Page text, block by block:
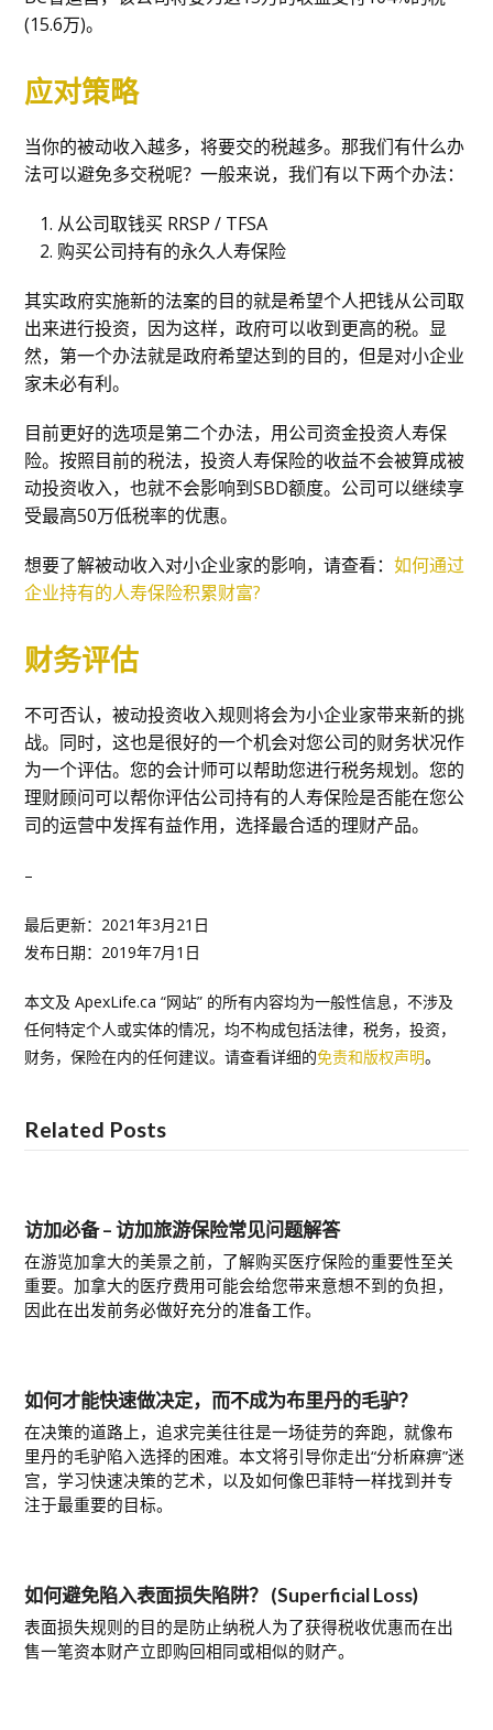
(15.6万)。
应对策略
当你的被动收入越多，将要交的税越多。那我们有什么办
法可以避免多交税呢？一般来说，我们有以下两个办法：
从公司取钱买 RRSP / TFSA
购买公司持有的永久人寿保险
其实政府实施新的法案的目的就是希望个人把钱从公司取
出来进行投资，因为这样，政府可以收到更高的税。显
然，第一个办法就是政府希望达到的目的，但是对小企业
家未必有利。
目前更好的选项是第二个办法，用公司资金投资人寿保
险。按照目前的税法，投资人寿保险的收益不会被算成被
动投资收入，也就不会影响到SBD额度。公司可以继续享
受最高50万低税率的优惠。
想要了解被动收入对小企业家的影响，请查看：如何通过
企业持有的人寿保险积累财富?
财务评估
不可否认，被动投资收入规则将会为小企业家带来新的挑
战。同时，这也是很好的一个机会对您公司的财务状况作
为一个评估。您的会计师可以帮助您进行税务规划。您的
理财顾问可以帮你评估公司持有的人寿保险是否能在您公
司的运营中发挥有益作用，选择最合适的理财产品。
–
最后更新：2021年3月21日
发布日期：2019年7月1日
本文及 ApexLife.ca “网站” 的所有内容均为一般性信息，不涉及
任何特定个人或实体的情况，均不构成包括法律，税务，投资，
财务，保险在内的任何建议。请查看详细的免责和版权声明。
Related Posts
访加必备 – 访加旅游保险常见问题解答
在游览加拿大的美景之前，了解购买医疗保险的重要性至关
重要。加拿大的医疗费用可能会给您带来意想不到的负担，
因此在出发前务必做好充分的准备工作。
如何才能快速做决定，而不成为布里丹的毛驴？
在决策的道路上，追求完美往往是一场徒劳的奔跑，就像布
里丹的毛驴陷入选择的困难。本文将引导你走出“分析麻痹”迷
宫，学习快速决策的艺术，以及如何像巴菲特一样找到并专
注于最重要的目标。
如何避免陷入表面损失陷阱？ (Superficial Loss)
表面损失规则的目的是防止纳税人为了获得税收优惠而在出
售一笔资本财产立即购回相同或相似的财产。